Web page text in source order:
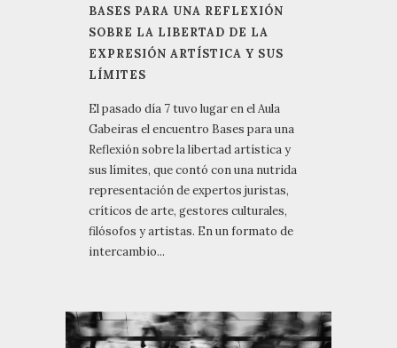
BASES PARA UNA REFLEXIÓN
SOBRE LA LIBERTAD DE LA
EXPRESIÓN ARTÍSTICA Y SUS
LÍMITES
El pasado día 7 tuvo lugar en el Aula
Gabeiras el encuentro Bases para una
Reflexión sobre la libertad artística y
sus límites, que contó con una nutrida
representación de expertos juristas,
críticos de arte, gestores culturales,
filósofos y artistas. En un formato de
intercambio...